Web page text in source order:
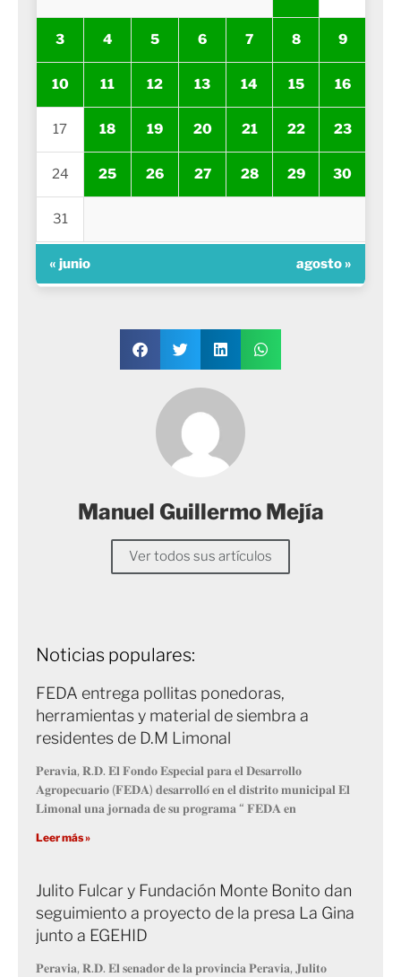
3 4 5 6 7 8 9
10 11 12 13 14 15 16
17 18 19 20 21 22 23
24 25 26 27 28 29 30
31
« junio agosto »
Manuel Guillermo Mejía
Ver todos sus artículos
Noticias populares:
FEDA entrega pollitas ponedoras,
herramientas y material de siembra a
residentes de D.M Limonal
𝐏𝐞𝐫𝐚𝐯𝐢𝐚, 𝐑.𝐃. 𝐄𝐥 𝐅𝐨𝐧𝐝𝐨 𝐄𝐬𝐩𝐞𝐜𝐢𝐚𝐥 𝐩𝐚𝐫𝐚 𝐞𝐥 𝐃𝐞𝐬𝐚𝐫𝐫𝐨𝐥𝐥𝐨
𝐀𝐠𝐫𝐨𝐩𝐞𝐜𝐮𝐚𝐫𝐢𝐨 (𝐅𝐄𝐃𝐀) 𝐝𝐞𝐬𝐚𝐫𝐫𝐨𝐥𝐥𝐨́ 𝐞𝐧 𝐞𝐥 𝐝𝐢𝐬𝐭𝐫𝐢𝐭𝐨 𝐦𝐮𝐧𝐢𝐜𝐢𝐩𝐚𝐥 𝐄𝐥
𝐋𝐢𝐦𝐨𝐧𝐚𝐥 𝐮𝐧𝐚 𝐣𝐨𝐫𝐧𝐚𝐝𝐚 𝐝𝐞 𝐬𝐮 𝐩𝐫𝐨𝐠𝐫𝐚𝐦𝐚 “ 𝐅𝐄𝐃𝐀 𝐞𝐧
Leer más »
Julito Fulcar y Fundación Monte Bonito dan
seguimiento a proyecto de la presa La Gina
junto a EGEHID
𝐏𝐞𝐫𝐚𝐯𝐢𝐚, 𝐑.𝐃. 𝐄𝐥 𝐬𝐞𝐧𝐚𝐝𝐨𝐫 𝐝𝐞 𝐥𝐚 𝐩𝐫𝐨𝐯𝐢𝐧𝐜𝐢𝐚 𝐏𝐞𝐫𝐚𝐯𝐢𝐚, 𝐉𝐮𝐥𝐢𝐭𝐨